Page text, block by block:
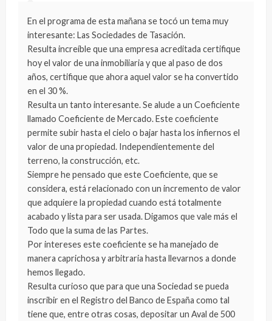
En el programa de esta mañana se tocó un tema muy
interesante: Las Sociedades de Tasación.
Resulta increíble que una empresa acreditada certifique
hoy el valor de una inmobiliaria y que al paso de dos
años, certifique que ahora aquel valor se ha convertido
en el 30 %.
Resulta un tanto interesante. Se alude a un Coeficiente
llamado Coeficiente de Mercado. Este coeficiente
permite subir hasta el cielo o bajar hasta los infiernos el
valor de una propiedad. Independientemente del
terreno, la construcción, etc.
Siempre he pensado que este Coeficiente, que se
considera, está relacionado con un incremento de valor
que adquiere la propiedad cuando está totalmente
acabado y lista para ser usada. Digamos que vale más el
Todo que la suma de las Partes.
Por intereses este coeficiente se ha manejado de
manera caprichosa y arbitraria hasta llevarnos a donde
hemos llegado.
Resulta curioso que para que una Sociedad se pueda
inscribir en el Registro del Banco de España como tal
tiene que, entre otras cosas, depositar un Aval de 500